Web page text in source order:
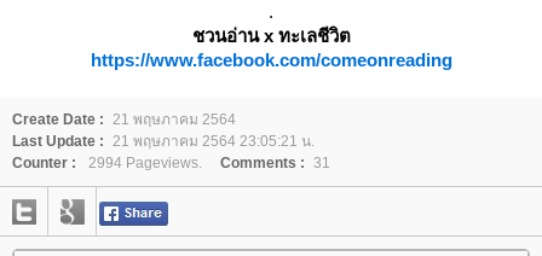
.
ชวนอ่าน x ทะเลชีวิต
https://www.facebook.com/comeonreading
Create Date : 21 พฤษภาคม 2564
Last Update : 21 พฤษภาคม 2564 23:05:21 น.
Counter :
2994 Pageviews. Comments : 31